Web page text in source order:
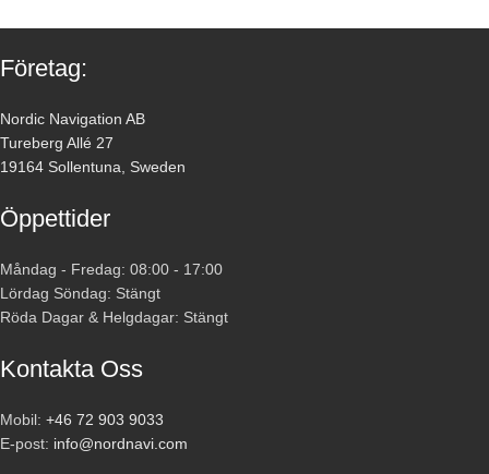
Företag:
Nordic Navigation AB
Tureberg Allé 27
19164 Sollentuna, Sweden
Öppettider
Måndag - Fredag: 08:00 - 17:00
Lördag Söndag: Stängt
Röda Dagar & Helgdagar: Stängt
Kontakta Oss
Mobil: +46 72 903 9033
E-post: info@nordnavi.com